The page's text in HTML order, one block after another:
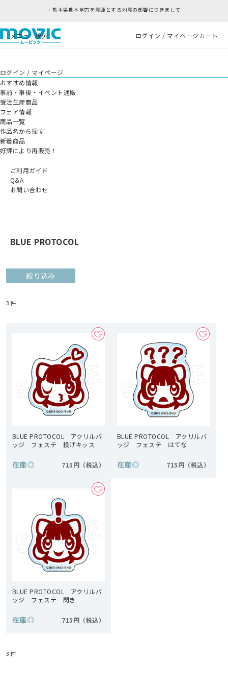
熊本県熊本地方を震源とする地震の影響につきまして
メニュー検索 ログイン / マイページカート
ログイン / マイページ
おすすめ情報
事前・事後・イベント通販
受注生産商品
フェア情報
商品一覧
作品名から探す
新着商品
好評により再販売！
ご利用ガイド
Q&A
お問い合わせ
BLUE PROTOCOL
絞り込み
3件
BLUE PROTOCOL アクリルバ
ッジ フェステ 投げキッス
在庫◎ 715円
BLUE PROTOCOL アクリルバ
ッジ フェステ はてな
在庫◎ 715円
BLUE PROTOCOL アクリルバ
ッジ フェステ 閃き
在庫◎ 715円
3件